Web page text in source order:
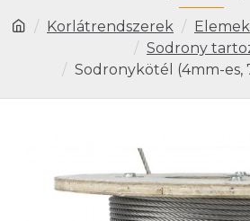
Korlátrendszerek
Sodrony
Sodronykötél (4mm-es,